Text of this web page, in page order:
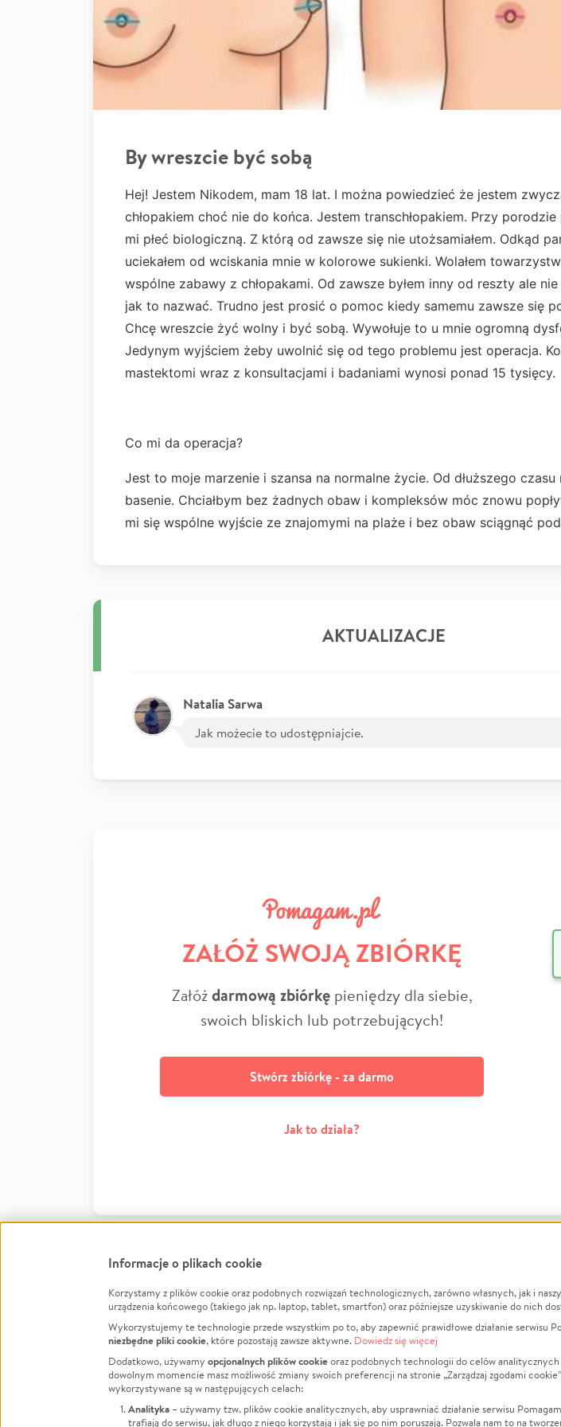
By wreszcie być sobą
Hej! Jestem Nikodem, mam 18 lat. I można powiedzieć że jestem
chłopakiem choć nie do końca. Jestem transchłopakiem. Przy
mi płeć biologiczną. Z którą od zawsze się nie utożsamiałem. Odkąd
uciekałem od wciskania mnie w kolorowe sukienki. Wolałem
wspólne zabawy z chłopakami. Od zawsze byłem inny od reszty ale nie
jak to nazwać. Trudno jest prosić o pomoc kiedy samemu zawsze się
Chcę wreszcie żyć wolny i być sobą. Wywołuje to u mnie ogromną
Jedynym wyjściem żeby uwolnić się od tego problemu jest operacja.
mastektomi wraz z konsultacjami i badaniami wynosi ponad 15 tysięcy.
Co mi da operacja?
Jest to moje marzenie i szansa na normalne życie. Od dłuższego czasu
basenie. Chciałbym bez żadnych obaw i kompleksów móc znowu
mi się wspólne wyjście ze znajomymi na plaże i bez obaw sciągnąć
AKTUALIZACJE
Natalia Sarwa
Jak możecie to udostępniajcie.
ZAŁÓŻ SWOJĄ ZBIÓRKĘ
Załóżdarmową zbiórkępieniędzy dla siebie,
swoich bliskich lub potrzebujących!
Stwórz zbiórkę - za darmo
Jak to działa?
FacebookTwitter Instagram
LinkedInTikTok Youtube
Informacje
Jak to działa?
Regulamin
Polityka Prywatności
Kontakt
O nas
Opinie
Raporty
Za darmo
Dla NGO
Informacje o plikach cookie
Korzystamy z plików cookie oraz podobnych rozwiązań technologicznych, zarówno własnych, jak i
urządzenia końcowego (takiego jak np. laptop, tablet, smartfon) oraz późniejsze uzyskiwanie do nich
Wykorzystujemy te technologie przede wszystkim po to, aby zapewnić prawidłowe działanie serwisu
niezbędne pliki cookie, które pozostają zawsze aktywne. Dowiedz się więcej
Dodatkowo, używamy opcjonalnych plików cookieoraz podobnych technologii do celów
dowolnym momencie masz możliwość zmiany swoich preferencji na stronie „Zarządzaj zgodami
wykorzystywane są w następujących celach:
Analityka – używamy tzw. plików cookie analitycznych, aby usprawniać działanie serwisu
trafiają do serwisu, jak długo z niego korzystają i jak się po nim poruszają. Pozwala nam to na